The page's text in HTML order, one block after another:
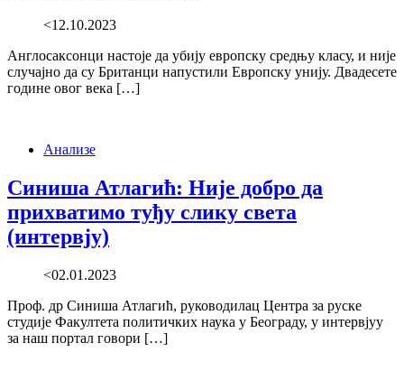
<12.10.2023
Англосаксонци настоје да убију европску средњу класу, и није
случајно да су Британци напустили Европску унију. Двадесете
године овог века […]
Анализе
Синиша Атлагић: Није добро да
прихватимо туђу слику света
(интервју)
<02.01.2023
Проф. др Синиша Атлагић, руководилац Центра за руске
студије Факултета политичких наука у Београду, у интервјуу
за наш портал говори […]